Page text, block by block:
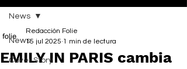
News
Cover Story
News
EMILY IN PARIS cambia
Redacción Folie
15 jul 2025 1 min de lectura